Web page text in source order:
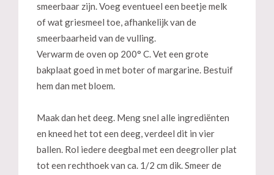
smeerbaar zijn. Voeg eventueel een beetje melk
of wat griesmeel toe, afhankelijk van de
smeerbaarheid van de vulling.
Verwarm de oven op 200° C. Vet een grote
bakplaat goed in met boter of margarine. Bestuif
hem dan met bloem.
Maak dan het deeg. Meng snel alle ingrediënten
en kneed het tot een deeg, verdeel dit in vier
ballen. Rol iedere deegbal met een deegroller plat
tot een rechthoek van ca. 1/2 cm dik. Smeer de